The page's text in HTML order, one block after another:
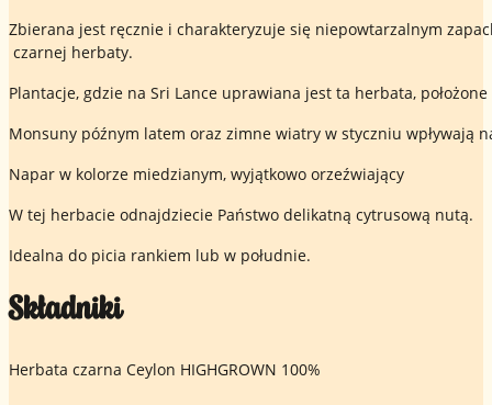
Zbierana jest ręcznie i charakteryzuje się niepowtarzalnym
czarnej herbaty.
Plantacje, gdzie na Sri Lance uprawiana jest ta herbata,
Monsuny późnym latem oraz zimne wiatry w styczniu wpływają
Napar w kolorze miedzianym, wyjątkowo orzeźwiający
W tej herbacie odnajdziecie Państwo delikatną cytrusową nutą.
Idealna do picia rankiem lub w południe.
Składniki
Herbata czarna Ceylon HIGHGROWN 100%